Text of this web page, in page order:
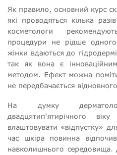
Як правило, основний курс
які проводяться кілька
косметологи
процедури не рідше
жінки вдаються до
так як вона є
методом. Ефект можна
не передбачається
На думку
двадцятип'ятирічного
влаштовувати «відпустку»
час шкіра повинна
навколишнього